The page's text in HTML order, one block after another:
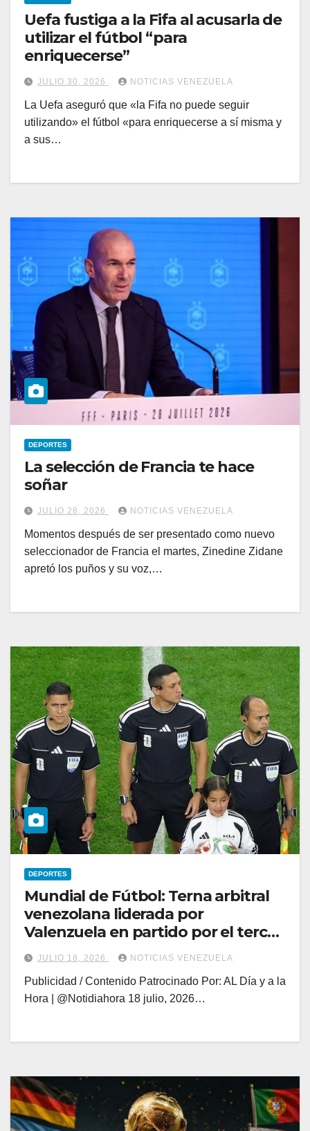
Uefa fustiga a la Fifa al acusarla de
utilizar el fútbol “para
enriquecerse”
JULIO 30, 2026 NOTICIAS VENEZUELA
La Uefa aseguró que «la Fifa no puede seguir
utilizando» el fútbol «para enriquecerse a sí misma y
a sus…
DEPORTES
La selección de Francia te hace
soñar
JULIO 28, 2026 NOTICIAS VENEZUELA
Momentos después de ser presentado como nuevo
seleccionador de Francia el martes, Zinedine Zidane
apretó los puños y su voz,…
DEPORTES
Mundial de Fútbol: Terna arbitral
venezolana liderada por
Valenzuela en partido por el tercer
lugar Inglaterra
JULIO 18, 2026 NOTICIAS VENEZUELA
Publicidad / Contenido Patrocinado Por: AL Día y a la
Hora | @Notidiahora 18 julio, 2026…